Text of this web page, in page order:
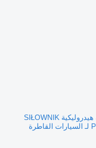
أسطوانة هيدروليكية SIŁOWNIK
PODNOSZENIA KABINY A9603170109 لـ السيارات القاطرة